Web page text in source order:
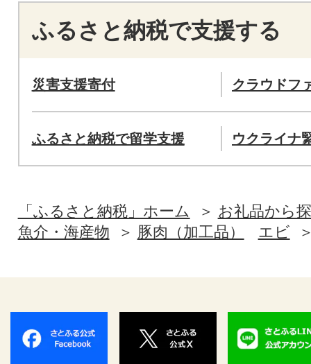
ふるさと納税で支援する
災害支援寄付 クラウドフ
ふるさと納税で留学支援 ウクライナ
「ふるさと納税」ホーム
お礼品から
魚介・海産物
豚肉（加工品） エビ